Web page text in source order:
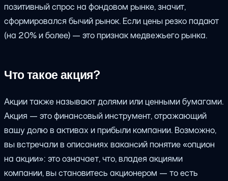
позитивный спрос на фондовом рынке, значит,
сформировался бычий рынок. Если цены резко падают
(на 20% и более) — это признак медвежьего рынка.
Что такое акция?
Акции также называют долями или ценными бумагами.
Акция — это финансовый инструмент, отражающий
вашу долю в активах и прибыли компании. Возможно,
вы встречали в описаниях вакансий понятие «опцион
на акции»: это означает, что, владея акциями
компании, вы становитесь акционером — то есть